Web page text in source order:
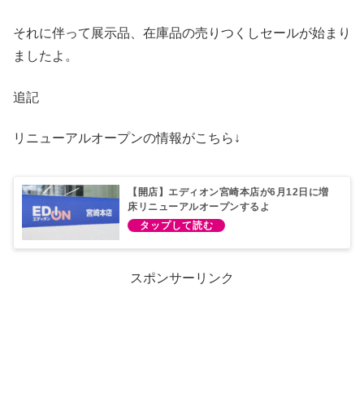
それに伴って展示品、在庫品の売りつくしセールが始まり
ましたよ。
追記
リニューアルオープンの情報がこちら↓
【開店】エディオン宮崎本店が6月12日に増
床リニューアルオープンするよ
スポンサーリンク